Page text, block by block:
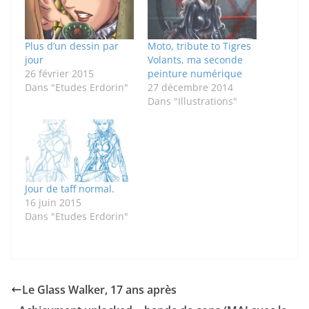
Plus d’un dessin par
jour
26 février 2015
Dans "Etudes Erdorin"
Moto, tribute to Tigres
Volants, ma seconde
peinture numérique
27 décembre 2014
Dans "Illustrations"
Jour de taff normal.
16 juin 2015
Dans "Etudes Erdorin"
Le Glass Walker, 17 ans après